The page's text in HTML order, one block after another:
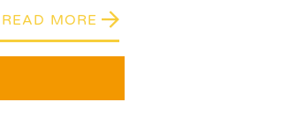
READ MORE